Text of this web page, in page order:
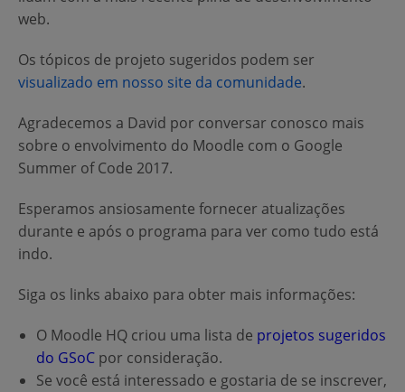
web.
Os tópicos de projeto sugeridos podem ser
visualizado em nosso site da comunidade.
Agradecemos a David por conversar conosco mais
sobre o envolvimento do Moodle com o Google
Summer of Code 2017.
Esperamos ansiosamente fornecer atualizações
durante e após o programa para ver como tudo está
indo.
Siga os links abaixo para obter mais informações:
O Moodle HQ criou uma lista de projetos sugeridos
do GSoC por consideração.
Se você está interessado e gostaria de se inscrever,